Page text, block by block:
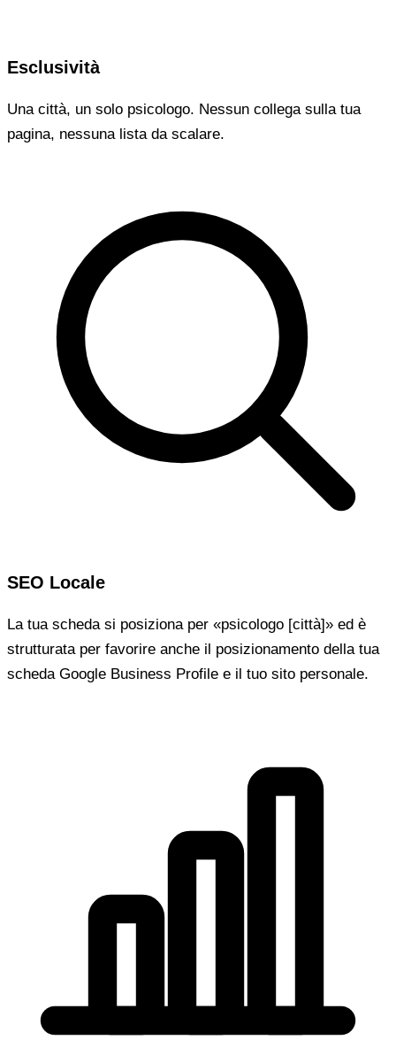
Esclusività
Una città, un solo psicologo. Nessun collega sulla tua
pagina, nessuna lista da scalare.
SEO Locale
La tua scheda si posiziona per «psicologo [città]» ed è
strutturata per favorire anche il posizionamento della tua
scheda Google Business Profile e il tuo sito personale.